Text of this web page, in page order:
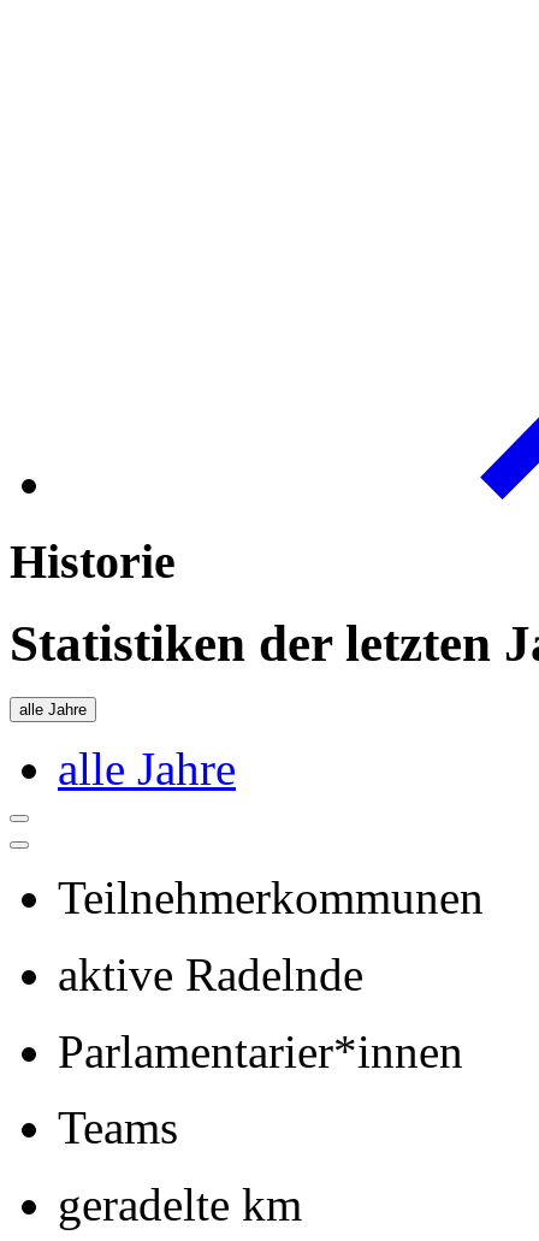
Historie
Statistiken der letzten
alle Jahre
alle Jahre
Teilnehmerkommunen
aktive Radelnde
Parlamentarier*innen
Teams
geradelte km